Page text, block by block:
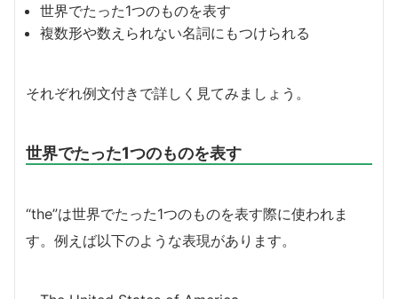
世界でたった1つのものを表す
複数形や数えられない名詞にもつけられる
それぞれ例文付きで詳しく見てみましょう。
世界でたった1つのものを表す
“the”は世界でたった1つのものを表す際に使われま
す。例えば以下のような表現があります。